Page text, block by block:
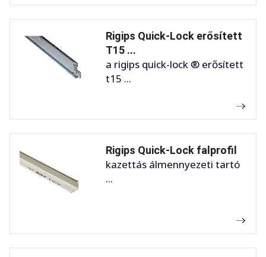
Rigips Quick-Lock erősített
T15 ...
a rigips quick-lock ® erősített
t15 ...
Rigips Quick-Lock falprofil
kazettás álmennyezeti tartó
...